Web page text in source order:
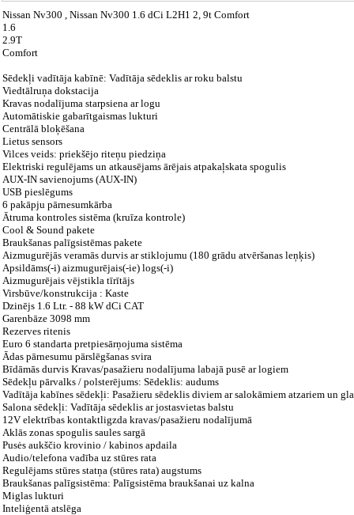
Nissan Nv300 , Nissan Nv300 1.6 dCi L2H1 2, 9t Comfort
1.6
2.9T
Comfort
Sēdekļi vadītāja kabīnē: Vadītāja sēdeklis ar roku balstu
Viedtālruņa dokstacija
Kravas nodalījuma starpsiena ar logu
Automātiskie gabarītgaismas lukturi
Centrālā bloķēšana
Lietus sensors
Vilces veids: priekšējo riteņu piedziņa
Elektriski regulējams un atkausējams ārējais atpakaļskata spogulis
AUX-IN savienojums (AUX-IN)
USB pieslēgums
6 pakāpju pārnesumkārba
Ātruma kontroles sistēma (kruīza kontrole)
Cool & Sound pakete
Braukšanas palīgsistēmas pakete
Aizmugurējās veramās durvis ar stiklojumu (180 grādu atvēršanas leņķis)
Apsildāms(-i) aizmugurējais(-ie) logs(-i)
Aizmugurējais vējstikla tīrītājs
Virsbūve/konstrukcija : Kaste
Dzinējs 1.6 Ltr. - 88 kW dCi CAT
Garenbāze 3098 mm
Rezerves ritenis
Euro 6 standarta pretpiesārņojuma sistēma
Ādas pārnesumu pārslēgšanas svira
Bīdāmās durvis Kravas/pasažieru nodalījuma labajā pusē ar logiem
Sēdekļu pārvalks / polsterējums: Sēdeklis: audums
Vadītāja kabīnes sēdekļi: Pasažieru sēdeklis diviem ar salokāmiem atzariem un
Salona sēdekļi: Vadītāja sēdeklis ar jostasvietas balstu
12V elektrības kontaktligzda kravas/pasažieru nodalījumā
Aklās zonas spogulis saules sargā
Pusės aukščio krovinio / kabinos apdaila
Audio/telefona vadība uz stūres rata
Regulējams stūres statņa (stūres rata) augstums
Braukšanas palīgsistēma: Palīgsistēma braukšanai uz kalna
Miglas lukturi
Inteliģentā atslēga